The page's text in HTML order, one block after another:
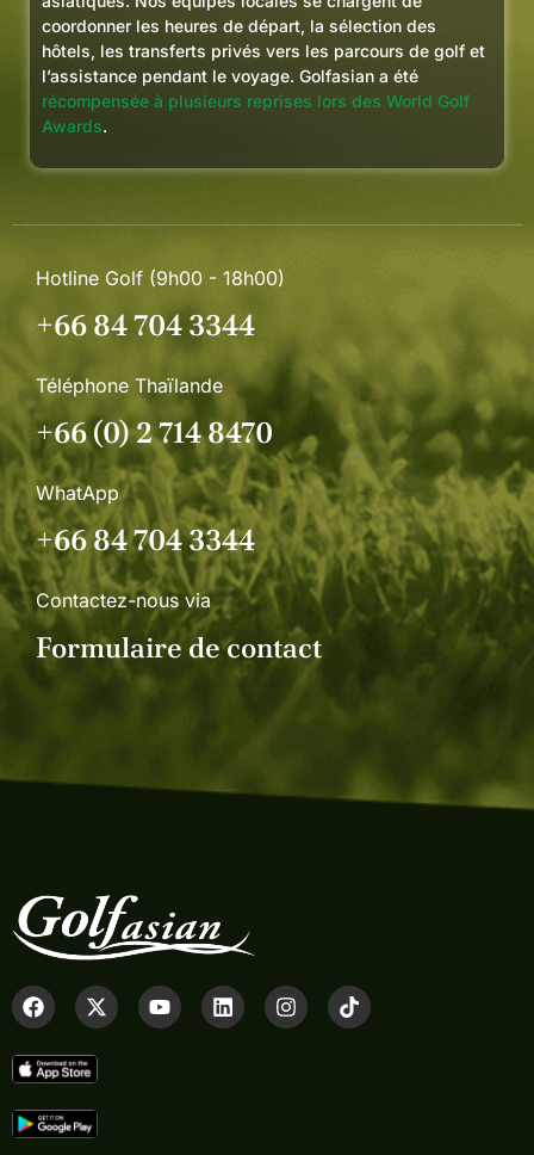
coordonner les heures de départ, la sélection des
hôtels, les transferts privés vers les parcours de golf et
l’assistance pendant le voyage. Golfasian a été
récompensée à plusieurs reprises lors des World Golf
Awards.
Hotline Golf (9h00 - 18h00)
+66 84 704 3344
Téléphone Thaïlande
+66 (0) 2 714 8470
WhatApp
+66 84 704 3344
Contactez-nous via
Formulaire de contact